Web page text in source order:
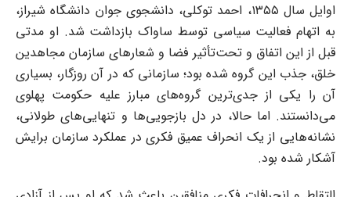
اوایل سال ۱۳۵۵، احمد توکلی، دانشجوی جوان دانشگاه شیراز،
به اتهام فعالیت سیاسی توسط ساواک بازداشت شد. او مدتی
قبل از این اتفاق و تحت‌تأثیر فضا و شعارهای سازمان مجاهدین
خلق، جذب این گروه شده بود؛ سازمانی که در آن روزگار، بسیاری
آن را یکی از جدی‌ترین گروه‌های مبارز علیه حکومت پهلوی
می‌دانستند. اما حالا، در دل بازجویی‌ها و تنهایی‌های طولانی،
نشانه‌هایی از یک انحراف عمیق فکری در عملکرد سازمان برایش
آشکار شده بود.